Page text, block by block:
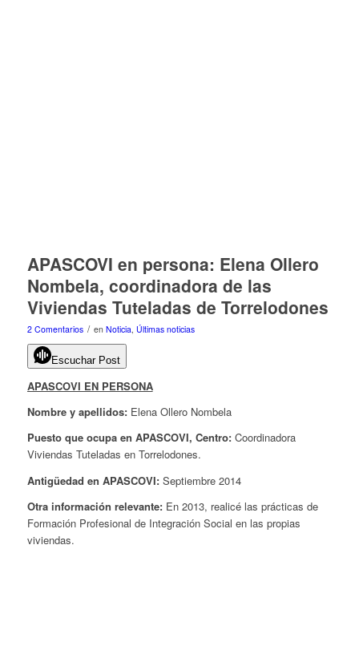
APASCOVI en persona: Elena Ollero
Nombela, coordinadora de las
Viviendas Tuteladas de Torrelodones
2 Comentarios / en Noticia, Últimas noticias
Escuchar Post
APASCOVI EN PERSONA
Nombre y apellidos: Elena Ollero Nombela
Puesto que ocupa en APASCOVI, Centro: Coordinadora
Viviendas Tuteladas en Torrelodones.
Antigüedad en APASCOVI: Septiembre 2014
Otra información relevante: En 2013, realicé las prácticas de
Formación Profesional de Integración Social en las propias
viviendas.